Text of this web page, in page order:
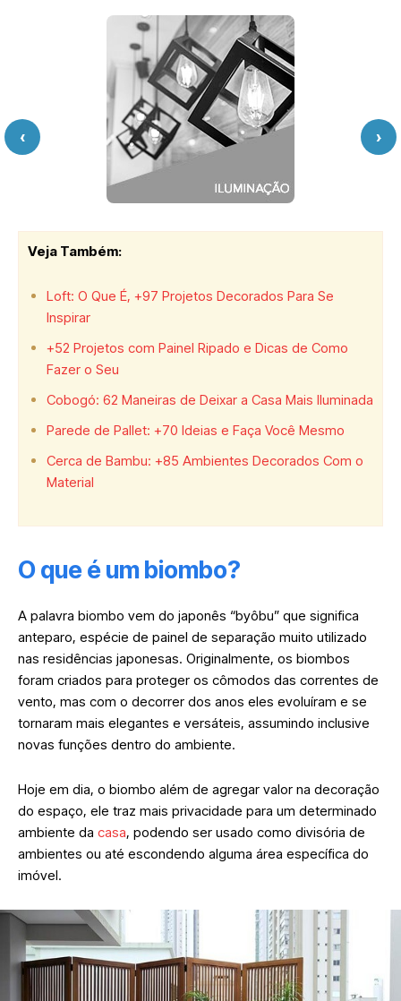
‹ ›
Veja Também:
Loft: O Que É, +97 Projetos Decorados Para Se
Inspirar
+52 Projetos com Painel Ripado e Dicas de Como
Fazer o Seu
Cobogó: 62 Maneiras de Deixar a Casa Mais Iluminada
Parede de Pallet: +70 Ideias e Faça Você Mesmo
Cerca de Bambu: +85 Ambientes Decorados Com o
Material
O que é um biombo?
A palavra biombo vem do japonês “byôbu” que significa
anteparo, espécie de painel de separação muito utilizado
nas residências japonesas. Originalmente, os biombos
foram criados para proteger os cômodos das correntes de
vento, mas com o decorrer dos anos eles evoluíram e se
tornaram mais elegantes e versáteis, assumindo inclusive
novas funções dentro do ambiente.
Hoje em dia, o biombo além de agregar valor na decoração
do espaço, ele traz mais privacidade para um determinado
ambiente da casa, podendo ser usado como divisória de
ambientes ou até escondendo alguma área específica do
imóvel.